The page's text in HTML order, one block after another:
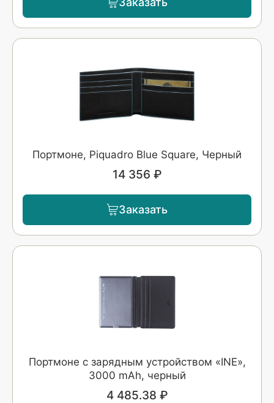
Портмоне, Piquadro Blue Square, Черный
14 356 ₽
Заказать
Портмоне с зарядным устройством «INE»,
3000 mAh, черный
4 485.38 ₽